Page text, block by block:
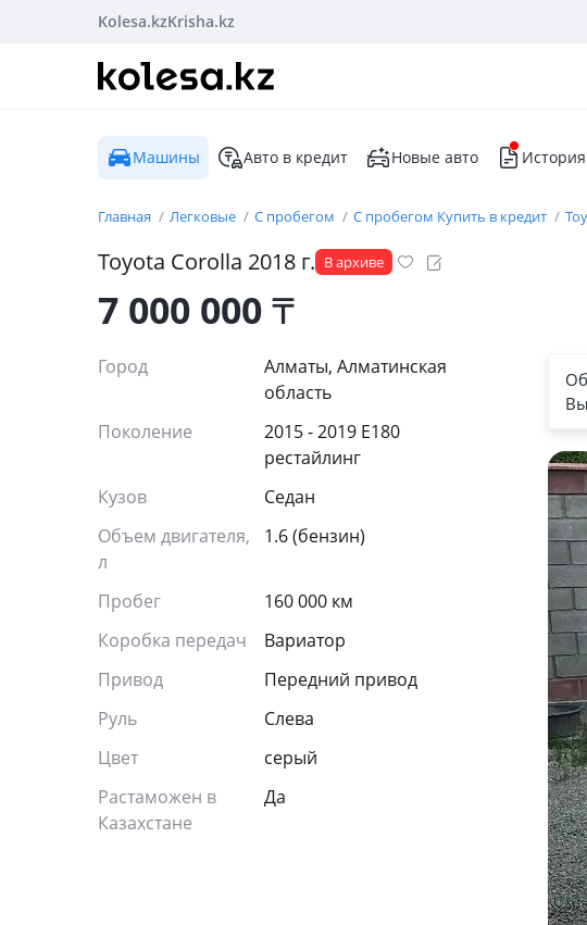
Kolesa.kzKrisha.kz
Машины Авто в кредит Новые авто
Главная Легковые С пробегом С пробегом Купить в кредит
Toyota Corolla 2018 г. В архиве
7 000 000₸
Город
Алматы, Алматинская
область
Поколение
2015 - 2019 E180
рестайлинг
Кузов
Седан
Объем двигателя,
л
1.6 (бензин)
Пробег
160 000 км
Коробка передач
Вариатор
Привод
Передний привод
Руль
Слева
Цвет
серый
Растаможен в
Казахстане
Да